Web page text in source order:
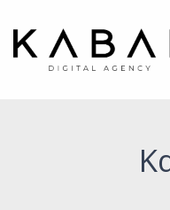
Header Logo